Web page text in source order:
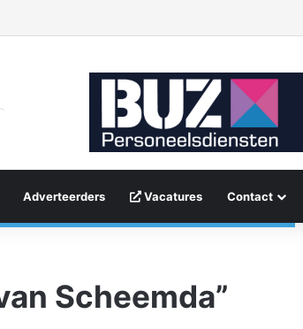
Adverteerders Vacatures Contact
Scheemda”